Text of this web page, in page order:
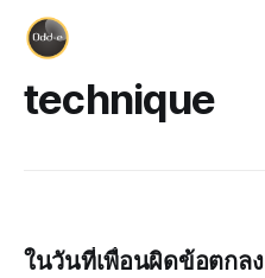
technique
ในวันที่เพื่อนผิดข้อตกลง